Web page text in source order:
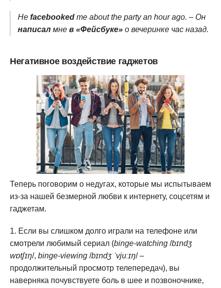
He facebooked me about the party an hour ago. – Он
написал мне в «Фейсбуке» о вечеринке час назад.
Негативное воздействие гаджетов
Теперь поговорим о недугах, которые мы испытываем
из-за нашей безмерной любви к интернету, соцсетям и
гаджетам.
Если вы слишком долго играли на телефоне или
смотрели любимый сериал (binge-watching /bɪndʒ
wɒtʃɪŋ/, binge-viewing /bɪndʒ ˈvjuːɪŋ/ –
продолжительный просмотр телепередач), вы
наверняка почувствуете боль в шее и позвоночнике,